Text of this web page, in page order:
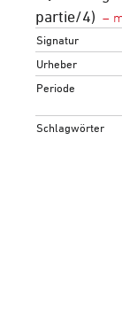
partie/4)
Signatur
Urheber
Periode
Schlagwörter